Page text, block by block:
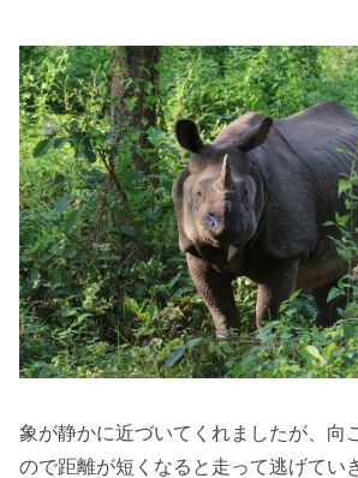
象が静かに近づいてくれましたが、向
ので距離が短くなると走って逃げてい